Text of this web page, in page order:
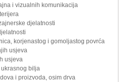
i vizualnih komunikacija
djelatnosti
korjenastog i gomoljastog povrća
usjeva
usjeva
bilja
i proizvoda, osim drva